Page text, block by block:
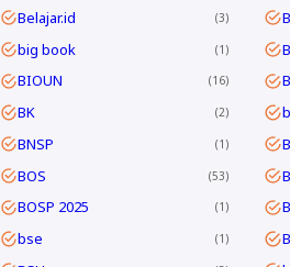
Belajar.id 3
big book 1
BIOUN 16
BK 2
BNSP 1
BOS 53
BOSP 2025 1
bse 1